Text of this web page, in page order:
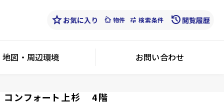
starお気に入り cottage物件 tune 検索条件 history 閲覧履歴
地図・周辺環境 お問い合わせ
コンフォート上杉 4階